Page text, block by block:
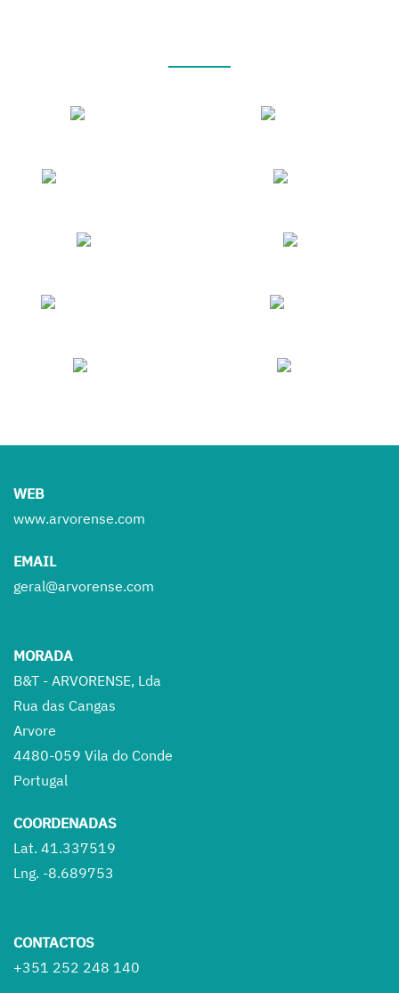
WEB
www.arvorense.com
EMAIL
geral@arvorense.com
MORADA
B&T - ARVORENSE, Lda
Rua das Cangas
Arvore
4480-059 Vila do Conde
Portugal
COORDENADAS
Lat. 41.337519
Lng. -8.689753
CONTACTOS
+351 252 248 140